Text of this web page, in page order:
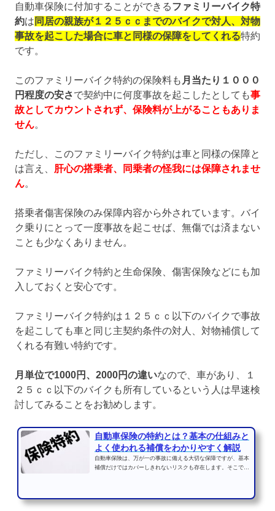
自動車保険に付加することができるファミリーバイク特
約は 同居の親族が１２５ｃｃまでのバイクで対人、対物
事故を起こした場合に車と同様の保障をしてくれる特約
です。
このファミリーバイク特約の保険料も 月当たり１０００
円程度の安さで契約中に何度事故を起こしたとしても事
故としてカウントされず、保険料が上がることもありま
せん。
ただし、このファミリーバイク特約は車と同様の保障と
は言え、 肝心の搭乗者、同乗者の怪我には保障されませ
ん。
搭乗者傷害保険のみ保障内容から外されています。バイ
ク乗りにとって一度事故を起こせば、無傷では済まない
ことも少なくありません。
ファミリーバイク特約と生命保険、傷害保険などにも加
入しておくと安心です。
ファミリーバイク特約は１２５ｃｃ以下のバイクで事故
を起こしても車と同じ主契約条件の対人、対物補償して
くれる有難い特約です。
月単位で1000円、2000円の違いなので、車があり、１
２５ｃｃ以下のバイクも所有しているという人は早速検
討してみることをお勧めします。
自動車保険の特約とは？基本の仕組みと
よく使われる補償をわかりやすく解説
自動車保険は、万が一の事故に備える大切な保障ですが、基本
補償だけではカバーしきれないリスクも存在します。そこで活